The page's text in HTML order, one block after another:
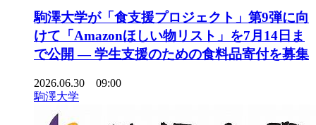
駒澤大学が「食支援プロジェクト」第9弾に向
けて「Amazonほしい物リスト」を7月14日ま
で公開 ― 学生支援のための食料品寄付を募集
2026.06.30 09:00
駒澤大学